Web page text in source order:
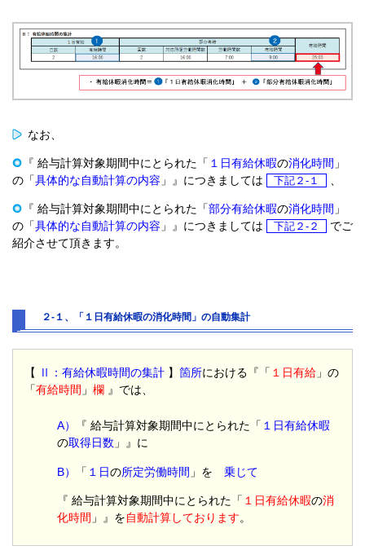
なお、
『 給与計算対象期間中にとられた「 １日有給休暇の消化時間 」
の「具体的な自動計算の内容 」』につきましては 下記２-１
『 給与計算対象期間中にとられた「部分有給休暇の消化時間 」
の「具体的な自動計算の内容 」』につきましては 下記２-２
でご
紹介させて頂きます。
２-１、「１日有給休暇の消化時間」の自動集計
【 Ⅱ：有給休暇時間の集計 】箇所における『「 １日有給 」の
「有給時間 」欄 』では、
A） 『 給与計算対象期間中にとられた「 １日有給休暇
の取得日数 」』に
B） 「 １日の所定労働時間 」を乗じて
『 給与計算対象期間中にとられた「 １日有給休暇の消
化時間 」』を自動計算しております。